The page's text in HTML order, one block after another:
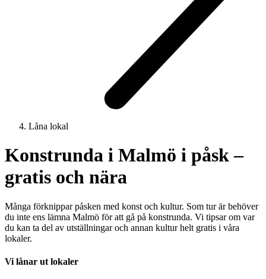
Låna lokal
Konstrunda i Malmö i påsk –
gratis och nära
Många förknippar påsken med konst och kultur. Som tur är behöver
du inte ens lämna Malmö för att gå på konstrunda. Vi tipsar om var
du kan ta del av utställningar och annan kultur helt gratis i våra
lokaler.
Vi lånar ut lokaler